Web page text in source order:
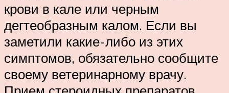
крови в кале или черным
дегтеобразным калом. Если вы
заметили какие-либо из этих
симптомов, обязательно сообщите
своему ветеринарному врачу.